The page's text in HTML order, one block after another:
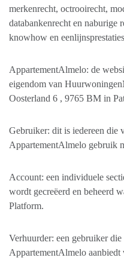
merkenrecht, octrooirecht,
databankenrecht en naburige
knowhow en
AppartementAlmelo: de
eigendom van
Oosterland 6 , 9765 BM in
Gebruiker: dit is iedereen die
AppartementAlmelo gebruik
Account: een individuele
wordt gecreëerd en beheerd
Platform.
Verhuurder: een gebruiker
AppartementAlmelo